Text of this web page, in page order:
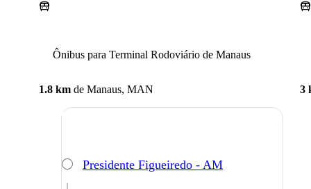
Ônibus para Terminal Rodoviário de Manaus
1.8 km de Manaus, MAN
Presidente Figueiredo - AM
3